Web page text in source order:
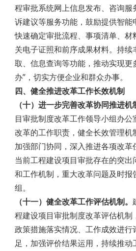
程审批系统网上信息发布、咨询服
诉建议等服务功能，鼓励提供智能
快速确定审批流程、事项清单、材
关电子证照和前序成果材料。持续
取、信息查询等功能，推动实现更
办”，切实方便企业和群众办事。
四、健全推进改革工作长效机制
（十）进一步完善改革协同推进机
目审批制度改革工作领导小组办
改革的工作职责，健全长效管理机
加强部门协同，深入推进各项改革
当前工程建设项目审批存在的突
和工作机制，重大改革问题及时报
组。
（十一）健全改革工作评估机制。
程建设项目审批制度改革评估机制
政策措施落实情况、工作成效进行
足，加强评价结果运用，持续推动